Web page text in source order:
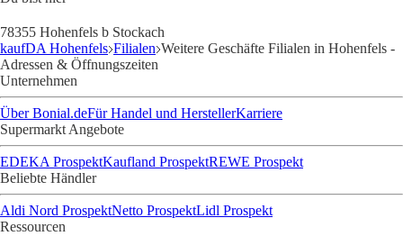
78355 Hohenfels b Stockach
kaufDA Hohenfels Filialen Weitere Geschäfte Filialen in Hohenfels -
Adressen & Öffnungszeiten
Unternehmen
Über Bonial.deFür Handel und HerstellerKarriere
Supermarkt Angebote
EDEKA ProspektKaufland ProspektREWE Prospekt
Beliebte Händler
Aldi Nord ProspektNetto ProspektLidl Prospekt
Ressourcen